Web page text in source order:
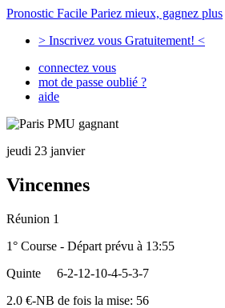
Pronostic Facile Pariez mieux, gagnez plus
> Inscrivez vous Gratuitement! <
connectez vous
mot de passe oublié ?
aide
jeudi 23 janvier
Vincennes
Réunion 1
1° Course - Départ prévu à 13:55
Quinte
6-2-12-10-4-5-3-7
2.0 €-NB de fois la mise: 56